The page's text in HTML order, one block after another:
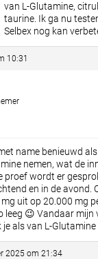
van L-Glutamine,
taurine. Ik ga nu
Selbex nog kan
10:31
name benieuwd
nemen, wat de
proef wordt er
en in de avond.
uit op 20.000 mg
leeg 😉 Vandaar mijn
je als van L-Glutamine
2025 om 21:34